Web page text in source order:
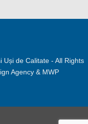
de Calitate - All Rights
Agency & MWP